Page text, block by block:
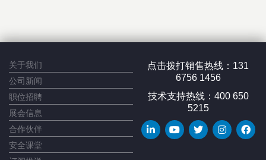
关于我们
公司新闻
职位招聘
展会信息
合作伙伴
安全课堂
点击拨打销售热线：131
6756 1456
技术支持热线：400 650
5215